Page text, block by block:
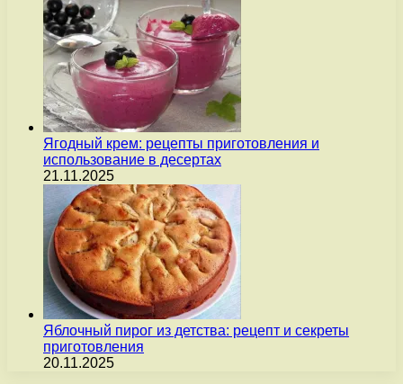
Ягодный крем: рецепты приготовления и
использование в десертах
21.11.2025
Яблочный пирог из детства: рецепт и секреты
приготовления
20.11.2025